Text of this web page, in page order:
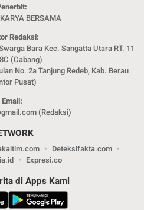
BERSAMA
Redaksi:
Bara Kec. Sangatta Utara RT. 11
(Cabang)
No. 2a Tanjung Redeb, Kab. Berau
Pusat)
Email:
(Redaksi)
Deteksifakta.com
Expresi.co
di Apps Kami